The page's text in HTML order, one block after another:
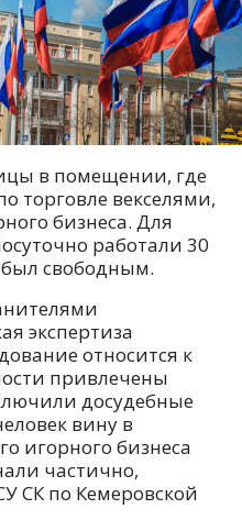
в помещении, где
торговле векселями,
бизнеса. Для
работали 30
был свободным.
экспертиза
относится к
привлечены
досудебные
вину в
игорного бизнеса
частично,
СК по Кемеровской